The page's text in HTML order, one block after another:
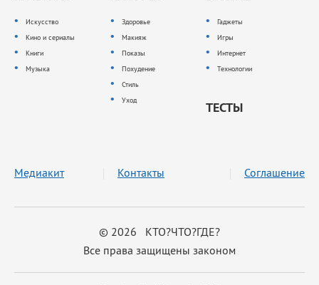
Искусство
Кино и сериалы
Книги
Музыка
Здоровье
Макияж
Показы
Похудение
Стиль
Уход
Гаджеты
Игры
Интернет
Технологии
ТЕСТЫ
© 2026 КТО?ЧТО?ГДЕ?
Все права защищены законом
Медиакит Контакты Соглашение